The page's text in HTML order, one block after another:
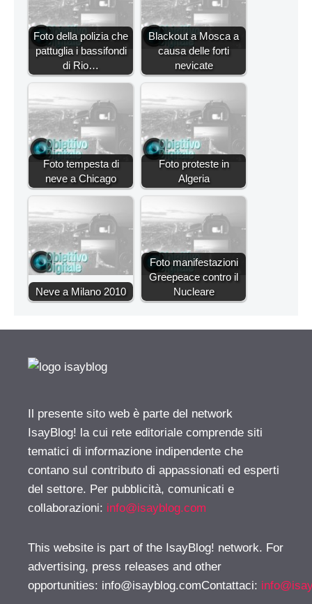
Foto della polizia che
pattuglia i bassifondi
di Rio…
Blackout a Mosca a
causa delle forti
nevicate
Foto tempesta di
neve a Chicago
Foto proteste in
Algeria
Neve a Milano 2010
Foto manifestazioni
Greepeace contro il
Nucleare
Il presente sito web è parte del network
IsayBlog! la cui rete editoriale comprende siti
tematici di informazione indipendente che
contano sul contributo di appassionati ed esperti
del settore. Per pubblicità, comunicati e
collaborazioni: info@isayblog.com
This website is part of the IsayBlog! network. For
advertising, press releases and other
opportunities: info@isayblog.comContattaci: